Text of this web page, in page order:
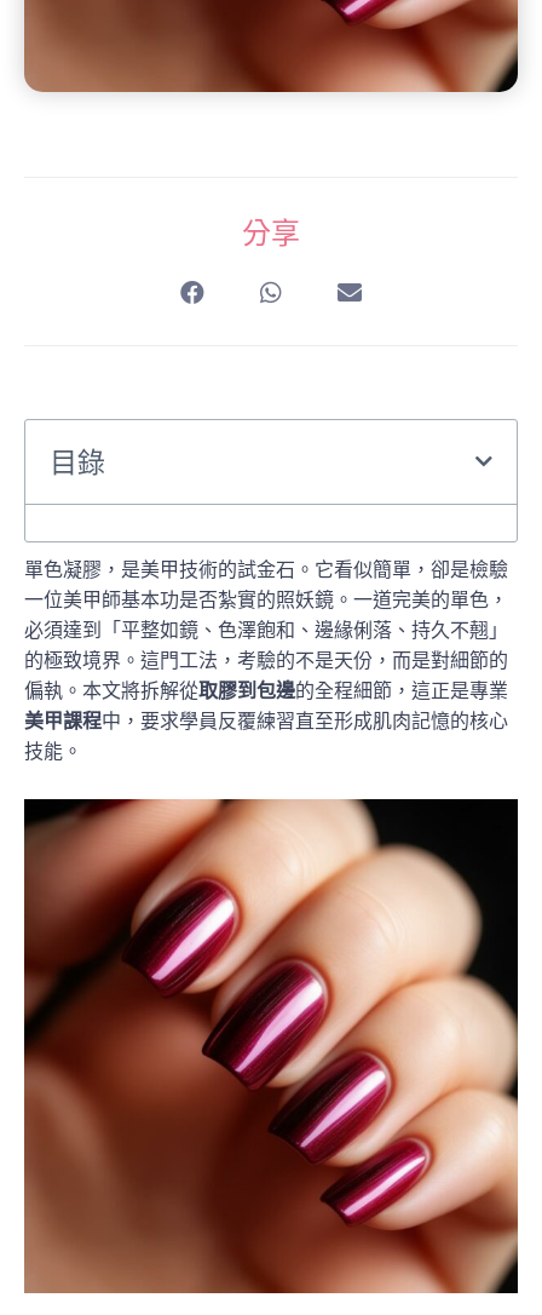
分享
目錄
單色凝膠，是美甲技術的試金石。它看似簡單，卻是檢驗
一位美甲師基本功是否紮實的照妖鏡。一道完美的單色，
必須達到「平整如鏡、色澤飽和、邊緣俐落、持久不翹」
的極致境界。這門工法，考驗的不是天份，而是對細節的
偏執。本文將拆解從取膠到包邊的全程細節，這正是專業
美甲課程中，要求學員反覆練習直至形成肌肉記憶的核心
技能。